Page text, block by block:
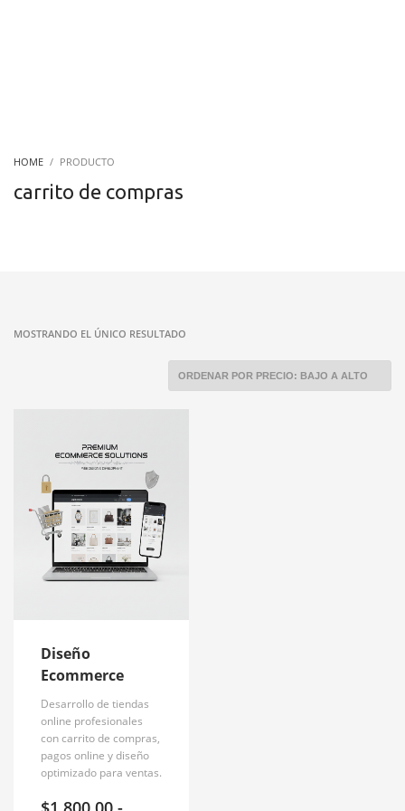
HOME PRODUCTO
carrito de compras
MOSTRANDO EL ÚNICO RESULTADO
Diseño
Ecommerce
Desarrollo de tiendas
online profesionales
con carrito de compras,
pagos online y diseño
optimizado para ventas.